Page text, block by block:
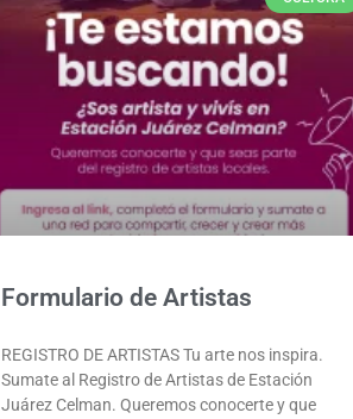
Formulario de Artistas
REGISTRO DE ARTISTAS Tu arte nos inspira.
Sumate al Registro de Artistas de Estación
Juárez Celman. Queremos conocerte y que